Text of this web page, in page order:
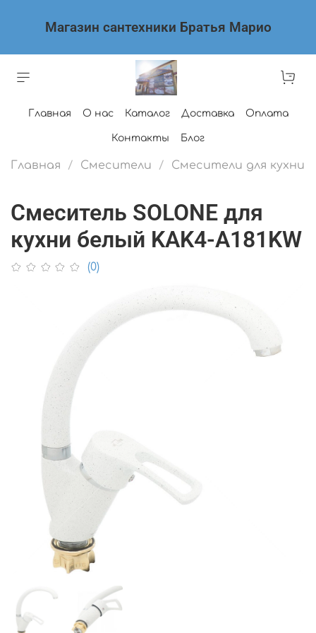
Магазин сантехники Братья Марио
Главная О нас Каталог Доставка Оплата
Контакты Блог
Главная Смесители Смесители для кухни
Смеситель SOLONE для
кухни белый KAK4-A181KW
(0)